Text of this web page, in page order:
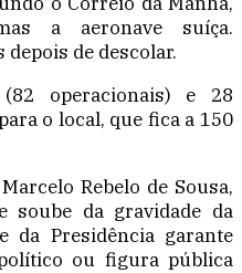
a aeronave suíça.
de descolar.
operacionais) e 28
o local, que fica a 150
Rebelo de Sousa,
soube da gravidade da
da Presidência garante
ou figura pública